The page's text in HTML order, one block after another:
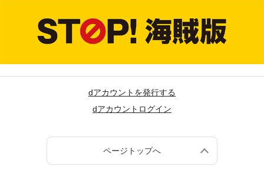
dアカウントを発行する
dアカウントログイン
ページトップへ